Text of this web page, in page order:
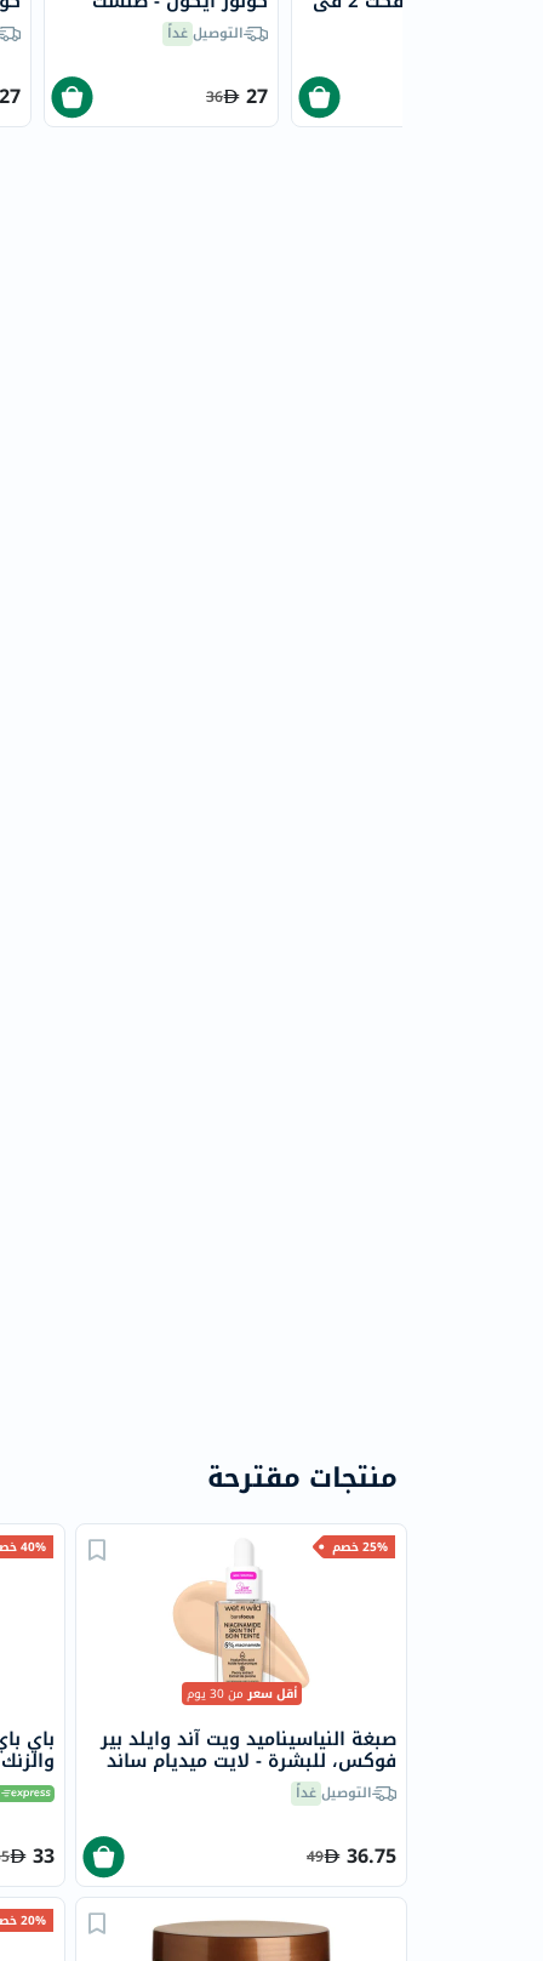
27
سترِبتيز
التوصيلغداً
27
36
منتجات مقترحة
25% خصم
أقل سعرمن 30 يوم
صبغة النياسيناميد ويت آند وايلد بير
فوكس، للبشرة - لايت ميديام ساند
التوصيلغداً
36.75
49
40% خصم
باي
والزنك
33
20% خصم